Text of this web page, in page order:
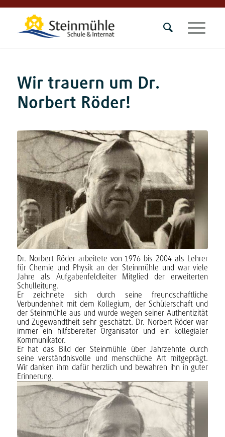
Wir trauern um Dr.
Norbert Röder!
Dr. Norbert Röder arbeitete von 1976 bis 2004 als Lehrer
für Chemie und Physik an der Steinmühle und war viele
Jahre als Aufgabenfeldleiter Mitglied der erweiterten
Schulleitung.
Er zeichnete sich durch seine freundschaftliche
Verbundenheit mit dem Kollegium, der Schülerschaft und
der Steinmühle aus und wurde wegen seiner Authentizität
und Zugewandtheit sehr geschätzt. Dr. Norbert Röder war
immer ein hilfsbereiter Organisator und ein kollegialer
Kommunikator.
Er hat das Bild der Steinmühle über Jahrzehnte durch
seine verständnisvolle und menschliche Art mitgeprägt.
Wir danken ihm dafür herzlich und bewahren ihn in guter
Erinnerung.